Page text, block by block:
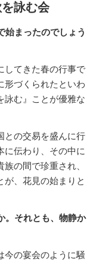
詠む会
始まったのでしょう
してきた春の行事で
形づくられたといわ
詠む』ことが優雅な
との交易を盛んに行
に伝わり、その中に
の間で珍重され、
が、花見の始まりと
。それとも、物静か
今の宴会のように騒